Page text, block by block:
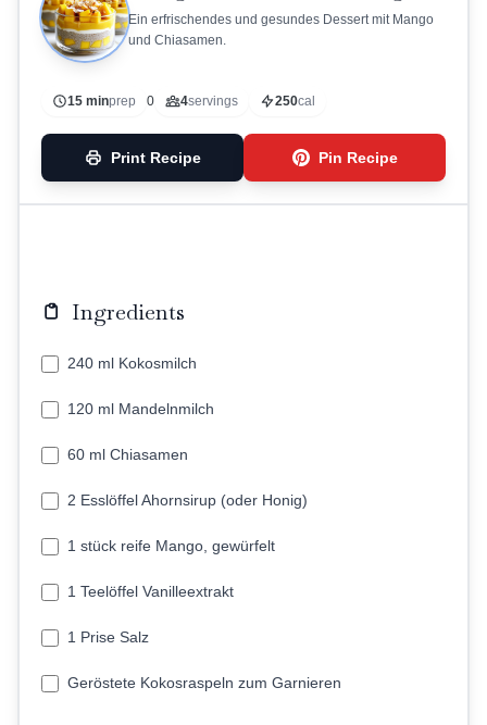
Ein erfrischendes und gesundes Dessert mit Mango
und Chiasamen.
15 minprep 0 4servings 250cal
Print Recipe Pin Recipe
Ingredients
240 ml Kokosmilch
120 ml Mandelnmilch
60 ml Chiasamen
2 Esslöffel Ahornsirup (oder Honig)
1 stück reife Mango, gewürfelt
1 Teelöffel Vanilleextrakt
1 Prise Salz
Geröstete Kokosraspeln zum Garnieren